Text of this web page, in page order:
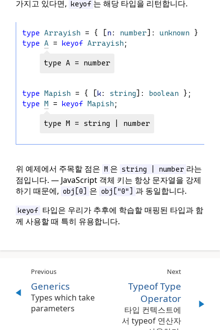
가지고 있다면,
keyof 는 해당 타입을 리턴합니다.
type Arrayish = { [n : number]: unknown };
type A = keyof Arrayish ;
type A = number
type Mapish = { [k: string]: boolean };
type M = keyof Mapish ;
type M = string | number
위 예제에서 주목할 점은 M 은 string | number 라는
점입니다. — JavaScript 객체 키는 항상 문자열을 강제
하기 때문에, obj[0] 은 obj["0"] 과 동일합니다.
keyof 타입은 우리가 추후에 학습할 매핑된 타입과 함
께 사용할 때 특히 유용합니다.
Previous
Generics
Types which take
parameters
Next
Typeof Type
Operator
타입 컨텍스트에
서 typeof 연산자